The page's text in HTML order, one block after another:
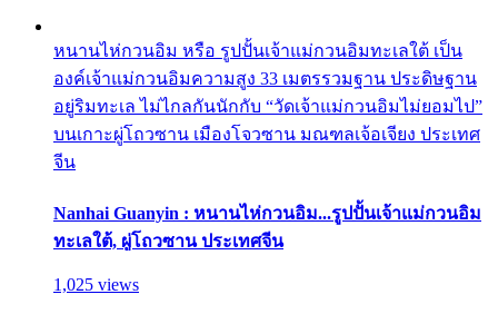
หนานไห่กวนอิม หรือ รูปปั้นเจ้าแม่กวนอิมทะเลใต้ เป็น
องค์เจ้าแม่กวนอิมความสูง 33 เมตรรวมฐาน ประดิษฐาน
อยู่ริมทะเล ไม่ไกลกันนักกับ “วัดเจ้าแม่กวนอิมไม่ยอมไป”
บนเกาะผู่โถวซาน เมืองโจวซาน มณฑลเจ้อเจียง ประเทศ
จีน
Nanhai Guanyin : หนานไห่กวนอิม...รูปปั้นเจ้าแม่กวนอิม
ทะเลใต้, ผู่โถวซาน ประเทศจีน
1,025 views